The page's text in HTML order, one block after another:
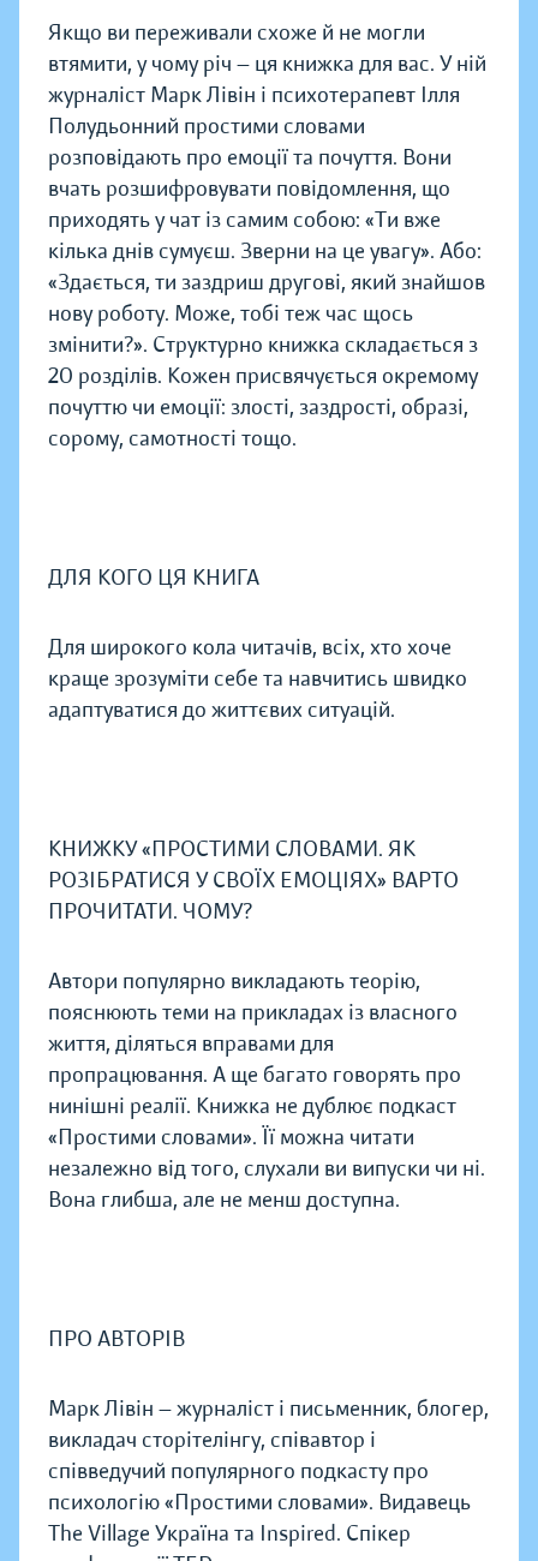
Якщо ви переживали схоже й не могли
втямити, у чому річ — ця книжка для вас. У ній
журналіст Марк Лівін і психотерапевт Ілля
Полудьонний простими словами
розповідають про емоції та почуття. Вони
вчать розшифровувати повідомлення, що
приходять у чат із самим собою: «Ти вже
кілька днів сумуєш. Зверни на це увагу». Або:
«Здається, ти заздриш другові, який знайшов
нову роботу. Може, тобі теж час щось
змінити?». Структурно книжка складається з
20 розділів. Кожен присвячується окремому
почуттю чи емоції: злості, заздрості, образі,
сорому, самотності тощо.
ДЛЯ КОГО ЦЯ КНИГА
Для широкого кола читачів, всіх, хто хоче
краще зрозуміти себе та навчитись швидко
адаптуватися до життєвих ситуацій.
КНИЖКУ «ПРОСТИМИ СЛОВАМИ. ЯК
РОЗІБРАТИСЯ У СВОЇХ ЕМОЦІЯХ» ВАРТО
ПРОЧИТАТИ. ЧОМУ?
Автори популярно викладають теорію,
пояснюють теми на прикладах із власного
життя, діляться вправами для
пропрацювання. А ще багато говорять про
нинішні реалії. Книжка не дублює подкаст
«Простими словами». Її можна читати
незалежно від того, слухали ви випуски чи ні.
Вона глибша, але не менш доступна.
ПРО АВТОРІВ
Марк Лівін — журналіст і письменник, блогер,
викладач сторітелінгу, співавтор і
співведучий популярного подкасту про
психологію «Простими словами». Видавець
The Village Україна та Inspired. Спікер